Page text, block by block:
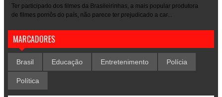
Ter participado dos filmes da Brasileirinhas, a mais popular produtora
de filmes pornôs do país, não parece ter prejudicado a car...
MARCADORES
Brasil Educação Entretenimento Polícia
Política